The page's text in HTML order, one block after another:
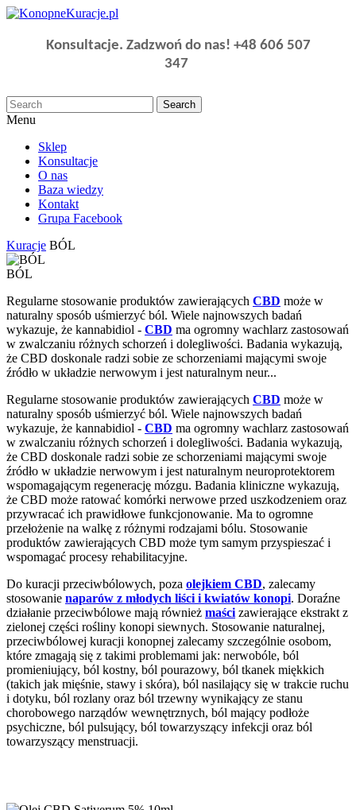
Konsultacje. Zadzwoń do nas! +48 606 507
347
Search
Menu
Sklep
Konsultacje
O nas
Baza wiedzy
Kontakt
Grupa Facebook
Kuracje BÓL
BÓL
Regularne stosowanie produktów zawierających CBD może w
naturalny sposób uśmierzyć ból. Wiele najnowszych badań
wykazuje, że kannabidiol - CBD ma ogromny wachlarz zastosowań
w zwalczaniu różnych schorzeń i dolegliwości. Badania wykazują,
że CBD doskonale radzi sobie ze schorzeniami mającymi swoje
źródło w układzie nerwowym i jest naturalnym neur...
Regularne stosowanie produktów zawierających CBD może w
naturalny sposób uśmierzyć ból. Wiele najnowszych badań
wykazuje, że kannabidiol - CBD ma ogromny wachlarz zastosowań
w zwalczaniu różnych schorzeń i dolegliwości. Badania wykazują,
że CBD doskonale radzi sobie ze schorzeniami mającymi swoje
źródło w układzie nerwowym i jest naturalnym neuroprotektorem
wspomagającym regenerację mózgu. Badania kliniczne wykazują,
że CBD może ratować komórki nerwowe przed uszkodzeniem oraz
przywracać ich prawidłowe funkcjonowanie. Ma to ogromne
przełożenie na walkę z różnymi rodzajami bólu. Stosowanie
produktów zawierających CBD może tym samym przyspieszać i
wspomagać procesy rehabilitacyjne.
Do kuracji przeciwbólowych, poza olejkiem CBD, zalecamy
stosowanie naparów z młodych liści i kwiatów konopi. Doraźne
działanie przeciwbólowe mają również maści zawierające ekstrakt z
zielonej części rośliny konopi siewnych. Stosowanie naturalnej,
przeciwbólowej kuracji konopnej zalecamy szczególnie osobom,
które zmagają się z takimi problemami jak: nerwobóle, ból
promieniujący, ból kostny, ból pourazowy, ból tkanek miękkich
(takich jak mięśnie, stawy i skóra), ból nasilający się w trakcie ruchu
i dotyku, ból rozlany oraz ból trzewny wynikający ze stanu
chorobowego narządów wewnętrznych, ból mający podłoże
psychiczne, ból pulsujący, ból towarzyszący infekcji oraz ból
towarzyszący menstruacji.